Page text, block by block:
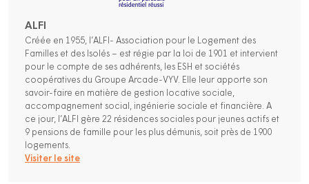
ALFI
Créée en 1955, l’ALFI- Association pour le Logement des
Familles et des Isolés – est régie par la loi de 1901 et intervient
pour le compte de ses adhérents, les ESH et sociétés
coopératives du Groupe Arcade-VYV. Elle leur apporte son
savoir-faire en matière de gestion locative sociale,
accompagnement social, ingénierie sociale et financière. A
ce jour, l’ALFI gère 22 résidences sociales pour jeunes actifs et
9 pensions de famille pour les plus démunis, soit près de 1900
logements.
Visiter le site